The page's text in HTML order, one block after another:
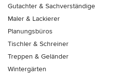
Gutachter & Sachverständige
Maler & Lackierer
Planungsbüros
Tischler & Schreiner
Treppen & Geländer
Wintergärten